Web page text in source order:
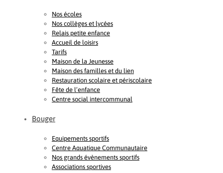
Nos écoles
Nos collèges et lycées
Relais petite enfance
Accueil de loisirs
Tarifs
Maison de la Jeunesse
Maison des familles et du lien
Restauration scolaire et périscolaire
Fête de l’enfance
Centre social intercommunal
Bouger
Equipements sportifs
Centre Aquatique Communautaire
Nos grands évènements sportifs
Associations sportives